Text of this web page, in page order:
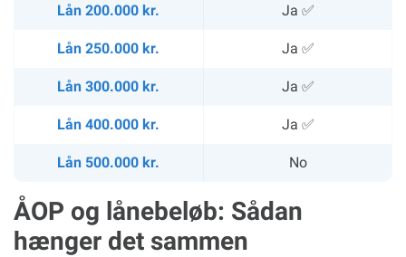
Lån 200.000 kr. Ja ✅
Lån 250.000 kr. Ja ✅
Lån 300.000 kr. Ja ✅
Lån 400.000 kr. Ja ✅
Lån 500.000 kr. No
ÅOP og lånebeløb: Sådan
hænger det sammen